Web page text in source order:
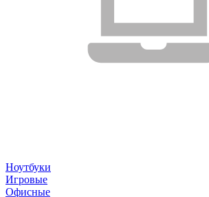
Ноутбуки
Игровые
Офисные